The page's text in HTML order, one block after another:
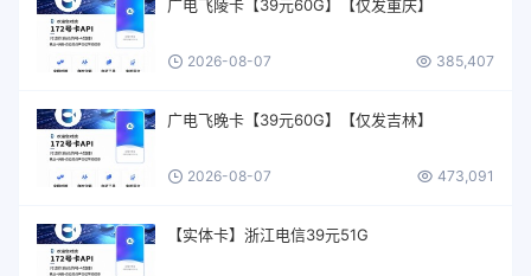
广电飞陵卡【39元60G】【仅发重庆】
2026-08-07 385,407
广电飞晚卡【39元60G】【仅发吉林】
2026-08-07 473,091
【实体卡】浙江电信39元51G